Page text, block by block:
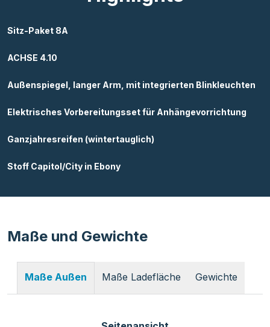
Sitz-Paket 8A
ACHSE 4.10
Außenspiegel, langer Arm, mit integrierten Blinkleuchten
Elektrisches Vorbereitungsset für Anhängevorrichtung
Ganzjahresreifen (wintertauglich)
Stoff Capitol/City in Ebony
Maße und Gewichte
Maße Außen Maße Ladefläche Gewichte